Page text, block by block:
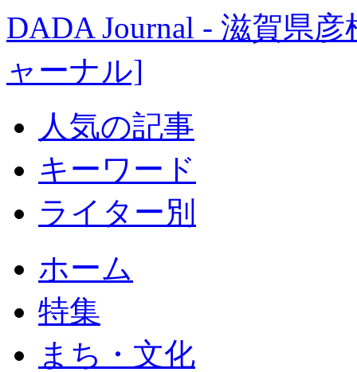
DADA Journal - 滋賀県
ャーナル]
人気の記事
キーワード
ライター別
ホーム
特集
まち・文化